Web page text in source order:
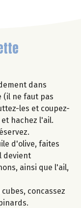
dans
(il ne faut pas
les et coupez-
hachez l'ail.
d'olive, faites
devient
ainsi que l'ail,
concassez